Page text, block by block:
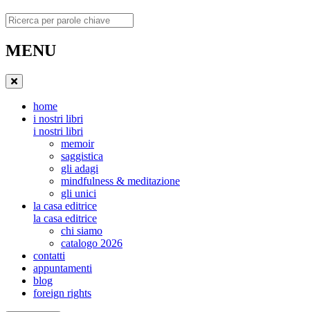
Ricerca
MENU
home
i nostri libri
i nostri libri
memoir
saggistica
gli adagi
mindfulness & meditazione
gli unici
la casa editrice
la casa editrice
chi siamo
catalogo 2026
contatti
appuntamenti
blog
foreign rights